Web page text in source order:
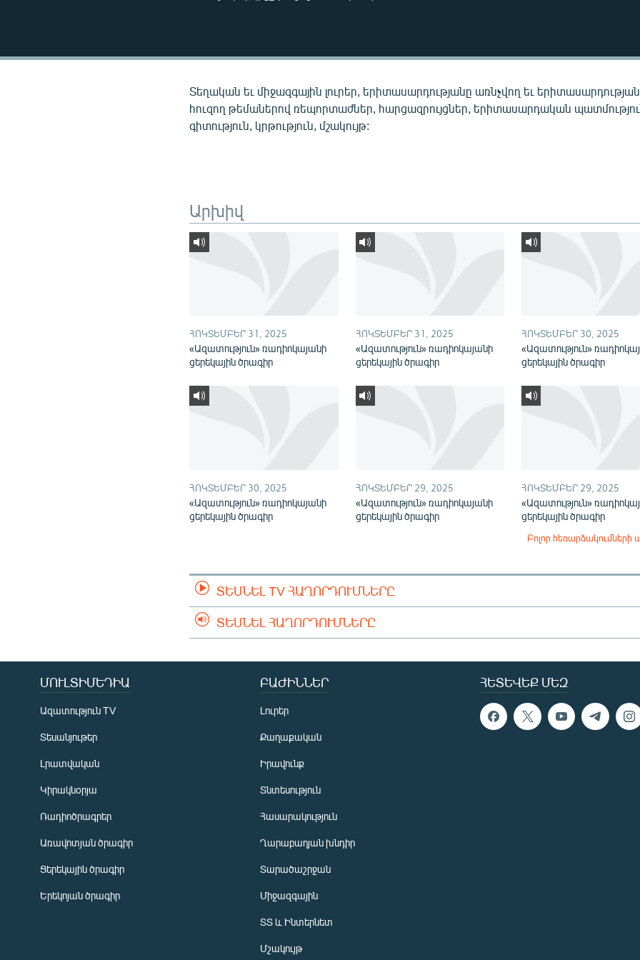
ՍՊՈՐՏ
Տեղական եւ միջազգային լուրեր, երիտասարդությանը առնչվող եւ
հուզող թեմաներով ռեպորտաժներ, հարցազրույցներ, երիտասարդական
գիտություն, կրթություն, մշակույթ:
Արխիվ
ՀՈԿՏԵՄԲԵՐ 31, 2025
«Ազատություն» ռադիոկայանի
ցերեկային ծրագիր
ՀՈԿՏԵՄԲԵՐ 31, 2025
«Ազատություն» ռադիոկայանի
ցերեկային ծրագիր
ՀՈԿՏԵՄԲԵՐ 30, 2025
«Ազատություն»
ցերեկային ծրագիր
ՀՈԿՏԵՄԲԵՐ 30, 2025
«Ազատություն» ռադիոկայանի
ցերեկային ծրագիր
ՀՈԿՏԵՄԲԵՐ 29, 2025
«Ազատություն» ռադիոկայանի
ցերեկային ծրագիր
ՀՈԿՏԵՄԲԵՐ 29, 2025
«Ազատություն»
ցերեկային ծրագիր
Բոլոր հեռարձակումների
ՏԵՍՆԵԼ TV ՀԱՂՈՐԴՈՒՄՆԵՐԸ
ՏԵՍՆԵԼ ՀԱՂՈՐԴՈՒՄՆԵՐԸ
ՀԵՏԵՎԵՔ ՄԵԶ
ՄՈՒԼՏԻՄԵԴԻԱ
Ազատություն TV
Տեսանյութեր
Լրատվական
Կիրակնօրյա
Ռադիոծրագրեր
Առավոտյան ծրագիր
Ցերեկային ծրագիր
Երեկոյան ծրագիր
ԲԱԺԻՆՆԵՐ
Լուրեր
Քաղաքական
Իրավունք
Տնտեսություն
Հասարակություն
Ղարաբաղյան խնդիր
Տարածաշրջան
Միջազգային
ՏՏ և Ինտերնետ
Մշակույթ